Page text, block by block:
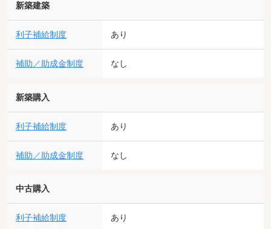
新築建築
利子補給制度 あり
補助／助成金制度 なし
新築購入
利子補給制度 あり
補助／助成金制度 なし
中古購入
利子補給制度 あり